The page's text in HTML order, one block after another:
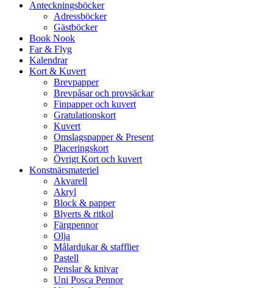
Anteckningsböcker
Adressböcker
Gästböcker
Book Nook
Far & Flyg
Kalendrar
Kort & Kuvert
Brevpapper
Brevpåsar och provsäckar
Finpapper och kuvert
Gratulationskort
Kuvert
Omslagspapper & Present
Placeringskort
Övrigt Kort och kuvert
Konstnärsmateriel
Akvarell
Akryl
Block & papper
Blyerts & ritkol
Färgpennor
Olja
Målardukar & stafflier
Pastell
Penslar & knivar
Uni Posca Pennor